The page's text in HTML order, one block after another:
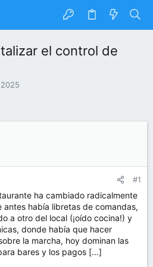
el control de
#1
ha cambiado radicalmente
antes había libretas de comandas,
a otro del local (¡oído cocina!) y
donde había que hacer
la marcha, hoy dominan las
bares y los pagos […]